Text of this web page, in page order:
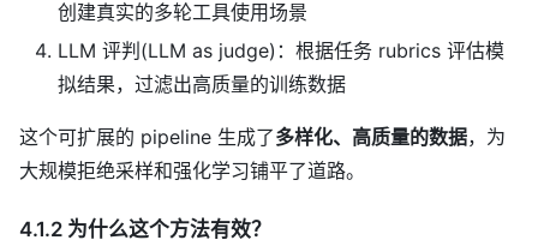
创建真实的多轮工具使用场景
LLM 评判(LLM as judge)：根据任务 rubrics 评估模
拟结果，过滤出高质量的训练数据
这个可扩展的 pipeline 生成了多样化、高质量的数据，为
大规模拒绝采样和强化学习铺平了道路。
4.1.2 为什么这个方法有效？